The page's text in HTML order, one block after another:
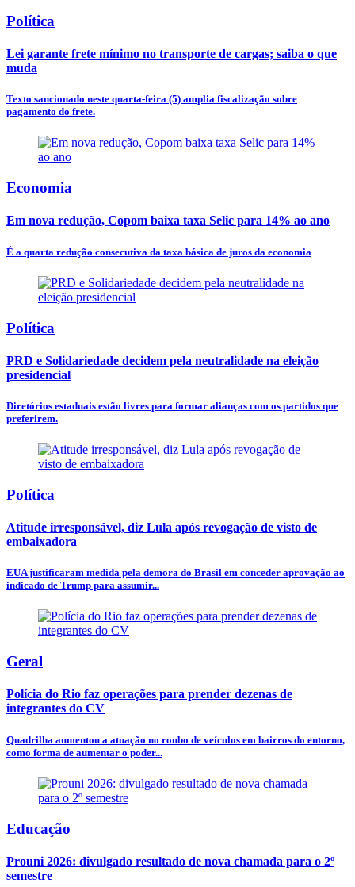
Política
Lei garante frete mínimo no transporte de cargas; saiba o que
muda
Texto sancionado neste quarta-feira (5) amplia fiscalização sobre
pagamento do frete.
Economia
Em nova redução, Copom baixa taxa Selic para 14% ao ano
É a quarta redução consecutiva da taxa básica de juros da economia
Política
PRD e Solidariedade decidem pela neutralidade na eleição
presidencial
Diretórios estaduais estão livres para formar alianças com os partidos que
preferirem.
Política
Atitude irresponsável, diz Lula após revogação de visto de
embaixadora
EUA justificaram medida pela demora do Brasil em conceder aprovação ao
indicado de Trump para assumir...
Geral
Polícia do Rio faz operações para prender dezenas de
integrantes do CV
Quadrilha aumentou a atuação no roubo de veículos em bairros do entorno,
como forma de aumentar o poder...
Educação
Prouni 2026: divulgado resultado de nova chamada para o 2º
semestre